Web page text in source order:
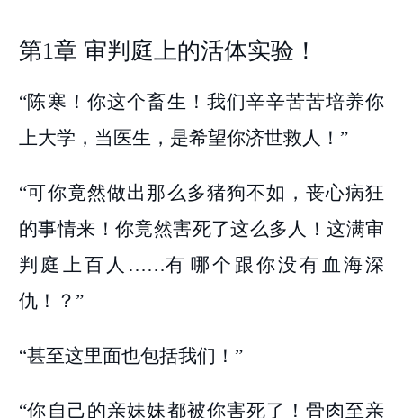
第1章 审判庭上的活体实验！